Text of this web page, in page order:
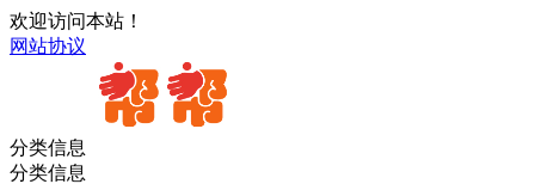
欢迎访问本站！
网站协议
分类信息
分类信息